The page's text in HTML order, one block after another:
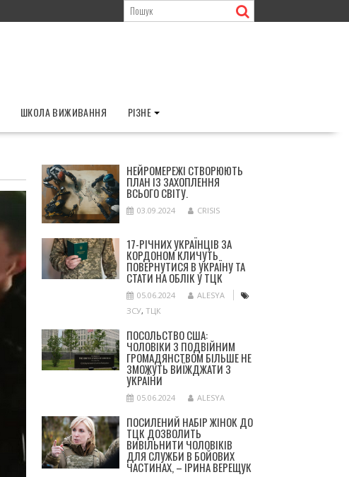
ШКОЛА ВИЖИВАННЯ РІЗНЕ
НЕЙРОМЕРЕЖІ СТВОРЮЮТЬ
ПЛАН ІЗ ЗАХОПЛЕННЯ
ВСЬОГО СВІТУ.
03.09.2024 CRISIS
17-РІЧНИХ УКРАЇНЦІВ ЗА
КОРДОНОМ КЛИЧУТЬ
ПОВЕРНУТИСЯ В УКРАЇНУ ТА
СТАТИ НА ОБЛІК У ТЦК
05.06.2024
ALESYA
ЗСУ, ТЦК
ПОСОЛЬСТВО США:
ЧОЛОВІКИ З ПОДВІЙНИМ
ГРОМАДЯНСТВОМ БІЛЬШЕ НЕ
ЗМОЖУТЬ ВИЇЖДЖАТИ З
УКРАЇНИ
05.06.2024 ALESYA
ПОСИЛЕНИЙ НАБІР ЖІНОК ДО
ТЦК ДОЗВОЛИТЬ
ВИВІЛЬНИТИ ЧОЛОВІКІВ
ДЛЯ СЛУЖБИ В БОЙОВИХ
ЧАСТИНАХ, – ІРИНА ВЕРЕЩУК